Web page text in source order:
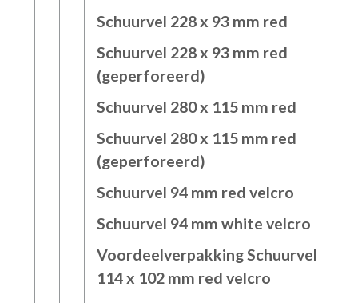
Schuurvel 228 x 93 mm red
Schuurvel 228 x 93 mm red
(geperforeerd)
Schuurvel 280 x 115 mm red
Schuurvel 280 x 115 mm red
(geperforeerd)
Schuurvel 94 mm red velcro
Schuurvel 94 mm white velcro
Voordeelverpakking Schuurvel
114 x 102 mm red velcro